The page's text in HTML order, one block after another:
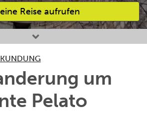
Reise aufrufen
um
Pelato